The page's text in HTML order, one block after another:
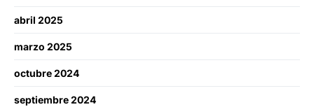
abril 2025
marzo 2025
octubre 2024
septiembre 2024